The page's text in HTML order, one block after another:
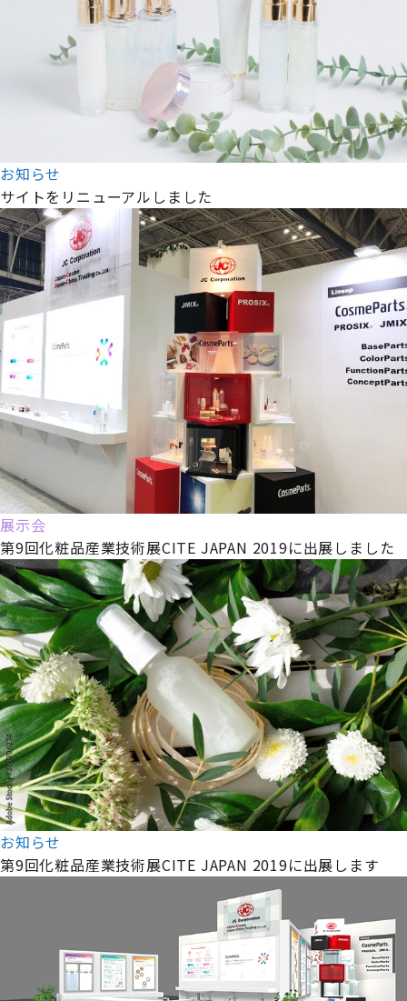
お知らせ
サイトをリニューアルしました
展示会
第9回化粧品産業技術展CITE JAPAN 2019に出展しました
お知らせ
第9回化粧品産業技術展CITE JAPAN 2019に出展します